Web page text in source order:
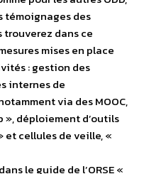
témoignages des
trouverez dans ce
mises en place
: gestion des
internes de
via des MOOC,
déploiement d’outils
et cellules de veille, «
le guide de l’ORSE «